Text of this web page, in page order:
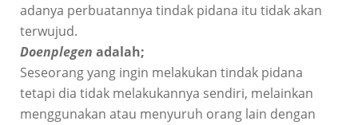
adanya perbuatannya tindak pidana itu tidak akan
terwujud.
Doenplegen adalah;
Seseorang yang ingin melakukan tindak pidana
tetapi dia tidak melakukannya sendiri, melainkan
menggunakan atau menyuruh orang lain dengan